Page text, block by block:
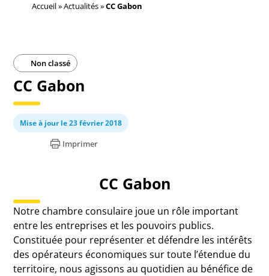
Accueil»Actualités»CC Gabon
Non classé
CC Gabon
Mise à jour le 23 février 2018
Imprimer
CC Gabon
Notre chambre consulaire joue un rôle important
entre les entreprises et les pouvoirs publics.
Constituée pour représenter et défendre les intérêts
des opérateurs économiques sur toute l’étendue du
territoire, nous agissons au quotidien au bénéfice de